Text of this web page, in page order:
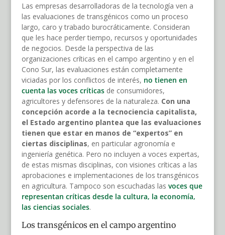
Las empresas desarrolladoras de la tecnología ven a
las evaluaciones de transgénicos como un proceso
largo, caro y trabado burocráticamente. Consideran
que les hace perder tiempo, recursos y oportunidades
de negocios. Desde la perspectiva de las
organizaciones críticas en el campo argentino y en el
Cono Sur, las evaluaciones están completamente
viciadas por los conflictos de interés, no tienen en
cuenta las voces críticasde consumidores,
agricultores y defensores de la naturaleza. Con una
concepción acorde a la tecnociencia capitalista,
el Estado argentino plantea que las evaluaciones
tienen que estar en manos de “expertos” en
ciertas disciplinas, en particular agronomía e
ingeniería genética. Pero no incluyen a voces expertas,
de estas mismas disciplinas, con visiones críticas a las
aprobaciones e implementaciones de los transgénicos
en agricultura. Tampoco son escuchadas las voces que
representan críticas desde la cultura, la economía,
las ciencias sociales.
Los transgénicos en el campo argentino